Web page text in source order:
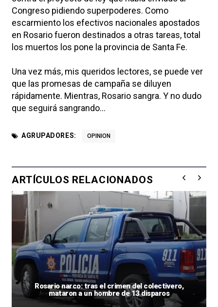
Congreso pidiendo superpoderes. Como
escarmiento los efectivos nacionales apostados
en Rosario fueron destinados a otras tareas, total
los muertos los pone la provincia de Santa Fe.
Una vez más, mis queridos lectores, se puede ver
que las promesas de campaña se diluyen
rápidamente. Mientras, Rosario sangra. Y no dudo
que seguirá sangrando…
AGRUPADORES: OPINION
ARTÍCULOS RELACIONADOS
Rosario narco: tras el crimen del colectivero,
mataron a un hombre de 13 disparos